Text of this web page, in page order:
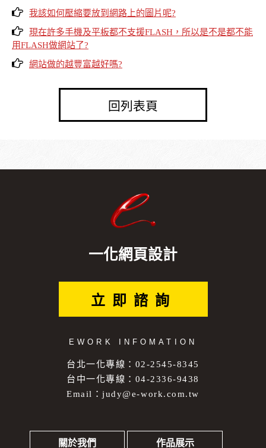
我該如何壓縮要放到網路上的圖片呢?
現在許多手機及平板都不支援FLASH，所以是不是都不能
用FLASH做網站了?
網站做的越豐富越好嗎?
回列表頁
一化網頁設計
立即諮詢
EWORK INFOMATION
台北一化專線：02-2545-8345
台中一化專線：04-2336-9438
Email：judy@e-work.com.tw
關於我們 作品展示